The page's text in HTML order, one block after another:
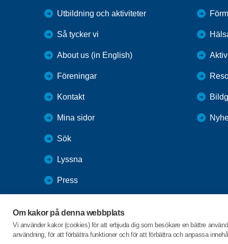
Om kakor på denna webbplats
Vi använder kakor (cookies) för att erbjuda dig som besökare en bättre
användning, för att förbättra funktioner och för att förbättra och anpassa
Utbildning och aktiviteter
Så tycker vi
About us (in English)
Föreningar
Kontakt
Mina sidor
Sök
Lyssna
Press
SPF Seniorernas intranät